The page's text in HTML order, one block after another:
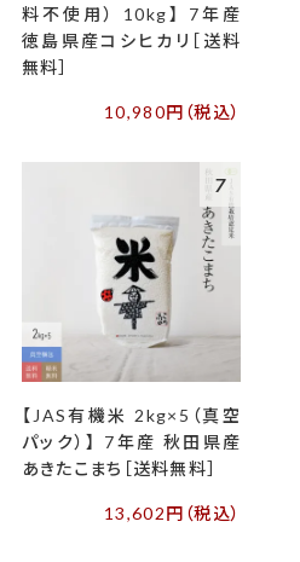
料不使用） 10kg】 7年産
徳島県産コシヒカリ［送料
無料］
10,980円（税込）
7
【JAS有機米 2kg×5（真空
パック）】 7年産 秋田県産
あきたこまち［送料無料］
13,602円（税込）